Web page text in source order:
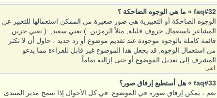
faq#32 » ما هي الوجوه الضاحكة ؟
الوجوه الضاحكة أو التعبيرية هي صور صغيرة من الممكن استعمالها للتعبير عن
المشاعر باستعمال حروف قليلة, مثلاً الرمزين :) تعني سعيد, :( تعني حزين.
قائمة كاملة بالوجوه موجودة عند تقديم موضوع أو رد جديد ، حاول أن لا تكثر
من استعمال الوجوه, قد يجعل هذا الموضوع غير قابل للقراءة مما يدعو
المشرف إلى تعديل الموضوع أو حتى إزالته تماماً
أعلى
faq#33 » هل أستطيع إرفاق صور؟
نعم ، يمكن إرفاق صورة في الموضوع. في كل الأحوال إذا سمح مدير المنتدى